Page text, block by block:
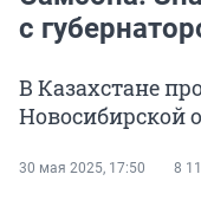
с
В Казахстане
Новосибирской
30 мая 2025, 17:50 8